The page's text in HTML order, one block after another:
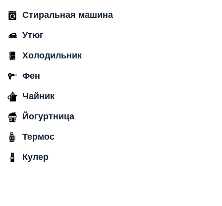
Стиральная машина
Утюг
Холодильник
Фен
Чайник
Йогуртница
Термос
Кулер